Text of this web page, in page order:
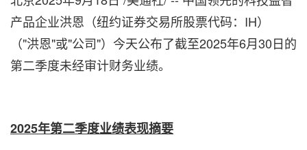
产品企业洪恩（纽约证券交易所股票代码：IH）
（"洪恩"或"公司"）今天公布了截至2025年6月30日的
第二季度未经审计财务业绩。
2025年第二季度业绩表现摘要